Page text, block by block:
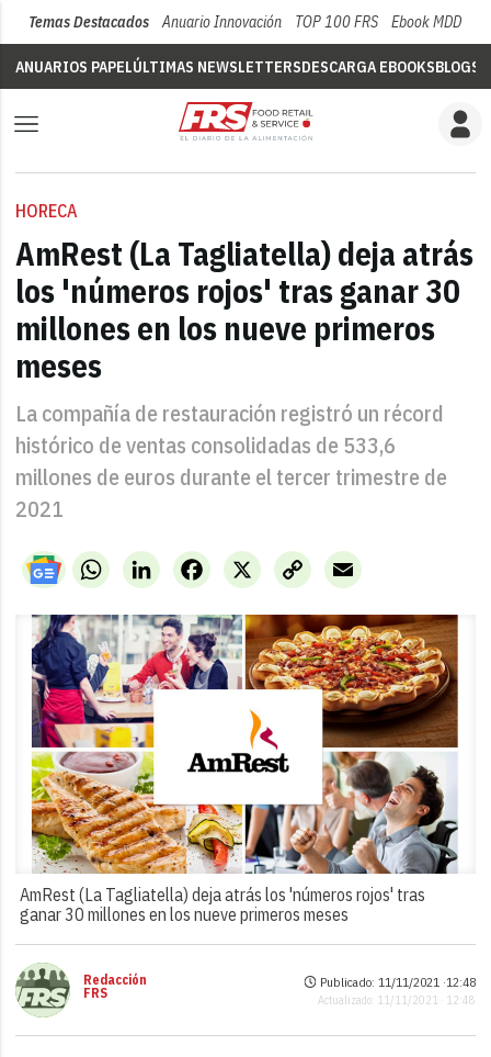
Temas Destacados Anuario Innovación TOP 100 FRS Ebook MDD
ANUARIOS PAPELÚLTIMAS NEWSLETTERSDESCARGA EBOOKSBLOGS
HORECA
AmRest (La Tagliatella) deja atrás
los 'números rojos' tras ganar 30
millones en los nueve primeros
meses
La compañía de restauración registró un récord
histórico de ventas consolidadas de 533,6
millones de euros durante el tercer trimestre de
2021
WhatsAppLinkedIn X
Facebook
Copy
Link
Email
AmRest (La Tagliatella) deja atrás los 'números rojos' tras
ganar 30 millones en los nueve primeros meses
Redacción
FRS
Publicado: 11/11/2021 ·12:48
Actualizado: 11/11/2021 · 12:48